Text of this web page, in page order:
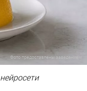
Фото предоставлены заведением